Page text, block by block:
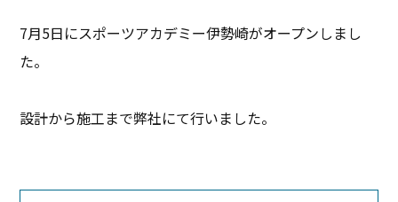
7月5日にスポーツアカデミー伊勢崎がオープンしまし
た。
設計から施工まで弊社にて行いました。